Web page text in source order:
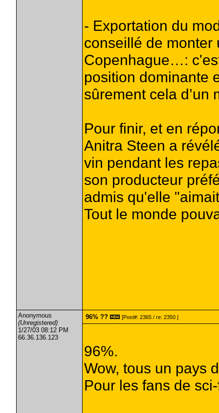
- Exportation du
conseillé de monter
Copenhague…:
position dominante
sûrement cela
Pour finir, et en
Anitra Steen a
vin pendant les
son producteur
admis qu'elle
Tout le monde
Anonymous
(Unregistered)
1/27/03 08:12 PM
66.36.136.123
96% ?? [Post#: 2365 / re: 2350 ]
96%.
Wow, tous un pays
Pour les fans de